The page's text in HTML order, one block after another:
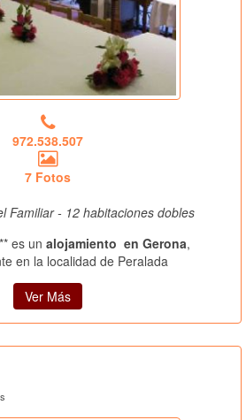
972.538.507
7 Fotos
Familiar - 12 habitaciones dobles
es un alojamiento en Gerona,
en la localidad de Peralada
Ver Más